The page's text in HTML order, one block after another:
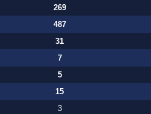
269
487
31
7
5
15
3